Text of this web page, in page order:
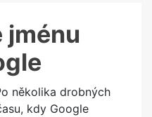
jménu
několika drobných
kdy Google